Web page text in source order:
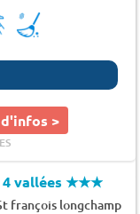
>
4 vallées★★★
françois longchamp